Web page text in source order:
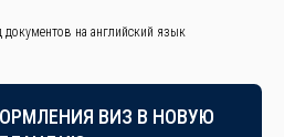
на английский язык
ВИЗ В НОВУЮ